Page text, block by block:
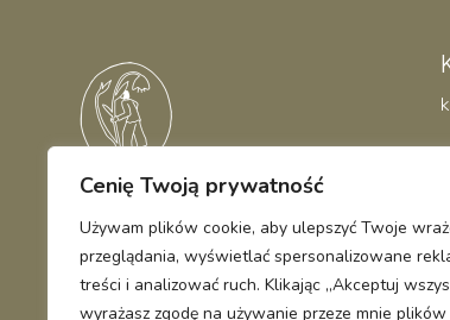
Cenię Twoją prywatność
Używam plików cookie, aby ulepszyć Twoje
przeglądania, wyświetlać spersonalizowane
treści i analizować ruch. Klikając „Akceptuj
wyrażasz zgodę na używanie przeze mnie plików